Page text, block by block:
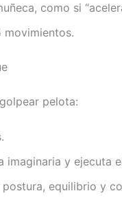
como si
movimientos.
pelota:
imaginaria y ejecuta
equilibrio y